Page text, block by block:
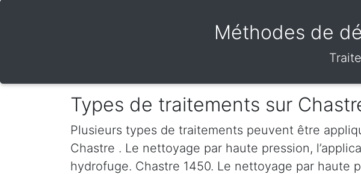
Méthodes de
Types de traitements sur
Plusieurs types de traitements peuvent être
Chastre . Le nettoyage par haute pression,
hydrofuge. Chastre 1450. Le nettoyage par haute